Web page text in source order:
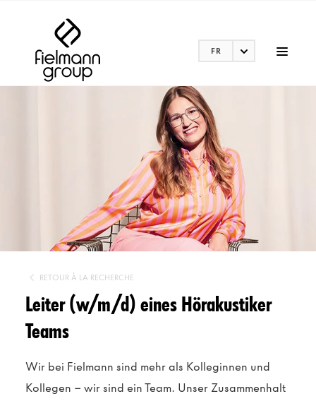
FR
RETOUR À LA RECHERCHE
Leiter (w/m/d) eines Hörakustiker
Teams
Wir bei Fielmann sind mehr als Kolleginnen und
Kollegen – wir sind ein Team. Unser Zusammenhalt